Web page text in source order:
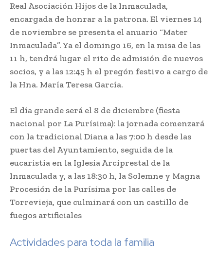
Real Asociación Hijos de la Inmaculada,
encargada de honrar a la patrona. El viernes 14
de noviembre se presenta el anuario “Mater
Inmaculada”. Ya el domingo 16, en la misa de las
11 h, tendrá lugar el rito de admisión de nuevos
socios, y a las 12:45 h el pregón festivo a cargo de
la Hna. María Teresa García.
El día grande será el 8 de diciembre (fiesta
nacional por La Purísima): la jornada comenzará
con la tradicional Diana a las 7:00 h desde las
puertas del Ayuntamiento, seguida de la
eucaristía en la Iglesia Arciprestal de la
Inmaculada y, a las 18:30 h, la Solemne y Magna
Procesión de la Purísima por las calles de
Torrevieja, que culminará con un castillo de
fuegos artificiales
Actividades para toda la familia